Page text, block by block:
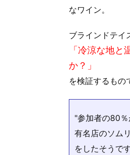
なワイン。
ブラインドテイ
「冷涼な地
か？」
を検証するもの
"参加者の80％
有名店のソム
をしたそうです